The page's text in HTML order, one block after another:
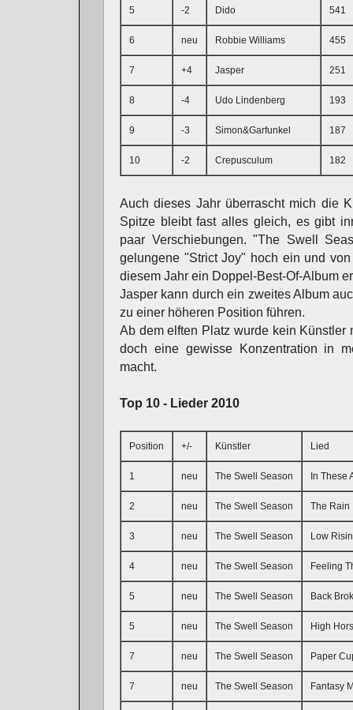
5 -2 Dido 541
6 neu Robbie Williams 455
7 +4 Jasper 251
8 -4 Udo Lindenberg 193
9 -3 Simon&Garfunkel 187
10 -2 Crepusculum 182
Auch dieses Jahr überrascht mich die
Spitze bleibt fast alles gleich, es gibt
paar Verschiebungen. "The Swell
gelungene "Strict Joy" hoch ein und
diesem Jahr ein Doppel-Best-Of-Album
Jasper kann durch ein zweites Album
zu einer höheren Position führen.
Ab dem elften Platz wurde kein Künstler
doch eine gewisse Konzentration in
macht.
Top 10 - Lieder 2010
Position +/- Künstler Lied
1 neu The Swell Season In These
2 neu The Swell Season The Rain
3 neu The Swell Season Low
4 neu The Swell Season Feeling
5 neu The Swell Season Back
5 neu The Swell Season High
7 neu The Swell Season Paper
7 neu The Swell Season Fantasy